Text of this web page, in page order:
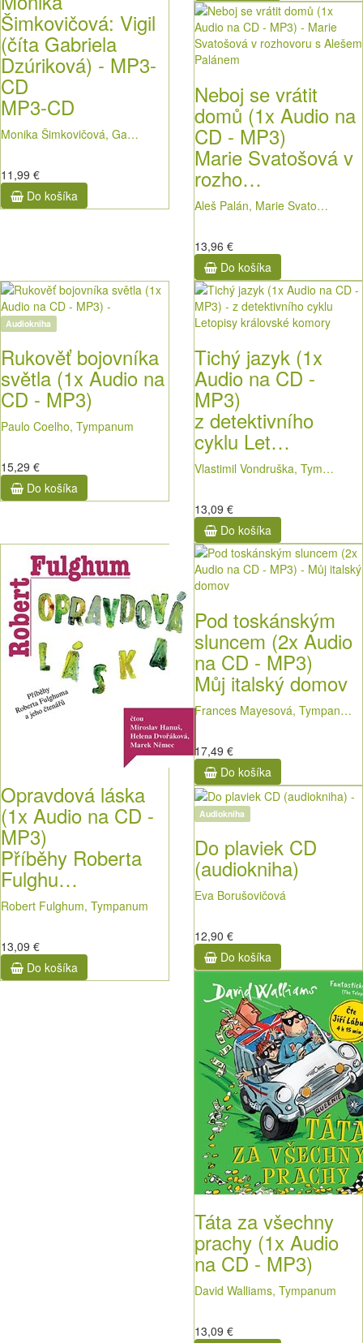
Šimkovičová: Vigil
(číta Gabriela
Dzúriková) - MP3-
CD
MP3-CD
Monika Šimkovičová, Ga…
11,99 €
Do košíka
Neboj se vrátit
domů (1x Audio na
CD - MP3)
Marie Svatošová v
rozho…
Aleš Palán, Marie Svato…
13,96 €
Do košíka
Audiokniha
Rukověť bojovníka
světla (1x Audio na
CD - MP3)
Paulo Coelho, Tympanum
15,29 €
Do košíka
Tichý jazyk (1x
Audio na CD -
MP3)
z detektivního
cyklu Let…
Vlastimil Vondruška, Tym…
13,09 €
Do košíka
Opravdová láska
(1x Audio na CD -
MP3)
Příběhy Roberta
Fulghu…
Robert Fulghum, Tympanum
13,09 €
Do košíka
Pod toskánským
sluncem (2x Audio
na CD - MP3)
Můj italský domov
Frances Mayesová, Tympan…
17,49 €
Do košíka
Audiokniha
Do plaviek CD
(audiokniha)
Eva Borušovičová
12,90 €
Do košíka
Táta za všechny
prachy (1x Audio
na CD - MP3)
David Walliams, Tympanum
13,09 €